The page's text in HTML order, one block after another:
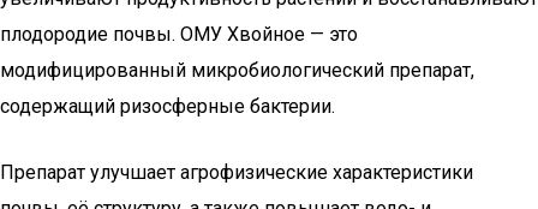
плодородие почвы. ОМУ Хвойное — это
модифицированный микробиологический препарат,
содержащий ризосферные бактерии.
Препарат улучшает агрофизические характеристики